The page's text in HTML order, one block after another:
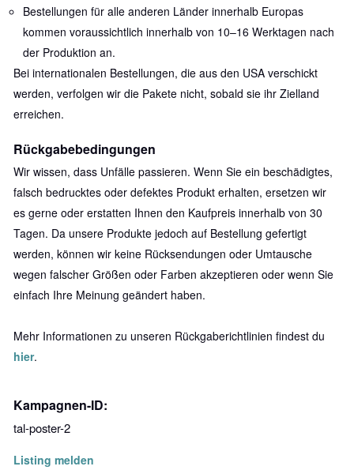
Bestellungen für alle anderen Länder innerhalb Europas
kommen voraussichtlich innerhalb von 10–16 Werktagen nach
der Produktion an.
Bei internationalen Bestellungen, die aus den USA verschickt
werden, verfolgen wir die Pakete nicht, sobald sie ihr Zielland
erreichen.
Rückgabebedingungen
Wir wissen, dass Unfälle passieren. Wenn Sie ein beschädigtes,
falsch bedrucktes oder defektes Produkt erhalten, ersetzen wir
es gerne oder erstatten Ihnen den Kaufpreis innerhalb von 30
Tagen. Da unsere Produkte jedoch auf Bestellung gefertigt
werden, können wir keine Rücksendungen oder Umtausche
wegen falscher Größen oder Farben akzeptieren oder wenn Sie
einfach Ihre Meinung geändert haben.
Mehr Informationen zu unseren Rückgaberichtlinien findest du
hier.
Kampagnen-ID:
tal-poster-2
Listing melden